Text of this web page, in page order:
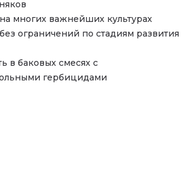
многих важнейших культурах
ограничений по стадиям развития
в баковых смесях с
гербицидами